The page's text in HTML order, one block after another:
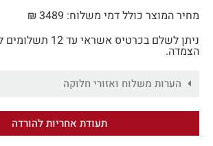
מחיר המוצר כולל דמי משלוח: 3489 ₪
ניתן לשלם בכרטיס
הצמדה.
הערות משלוח ואזורי חלוקה
תעודת אחריות להורדה